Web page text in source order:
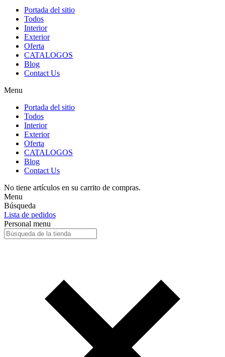
Portada del sitio
Todos
Interior
Exterior
Oferta
CATALOGOS
Blog
Contact Us
Menu
Portada del sitio
Todos
Interior
Exterior
Oferta
CATALOGOS
Blog
Contact Us
No tiene artículos en su carrito de compras.
Menu
Búsqueda
Lista de pedidos
Personal menu